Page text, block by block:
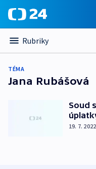
Rubriky
TÉMA
Jana Rubášová
Soud
19. 7. 2022